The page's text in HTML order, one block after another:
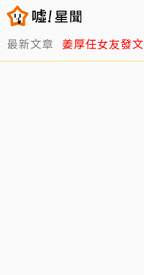
最新文章 姜厚任女友發文